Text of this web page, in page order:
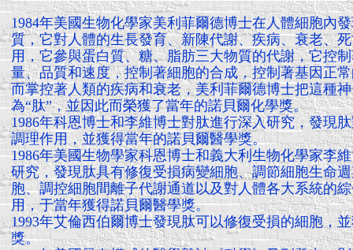
1984年美國生物化學家美利菲爾德博士在人體細胞內
質，它對人體的生長發育、新陳代謝、疾病、衰老、
用，它參與蛋白質、糖、脂肪三大物質的代謝，它控
量、品質和速度，控制著細胞的合成，控制著基因正
而掌控著人類的疾病和衰老，美利菲爾德博士把這種
為“肽”，並因此而榮獲了當年的諾貝爾化學獎。
1986年科恩博士和李維博士對肽進行深入研究，發現
調理作用，並獲得當年的諾貝爾醫學獎。
1986年美國生物學家科恩博士和義大利生物化學家李
研究，發現肽具有修復受損病變細胞、調節細胞生命
胞、調控細胞間離子代謝通道以及對人體各大系統的
用，于當年獲得諾貝爾醫學獎。
1993年艾倫西伯爾博士發現肽可以修復受損的細胞，
獎。